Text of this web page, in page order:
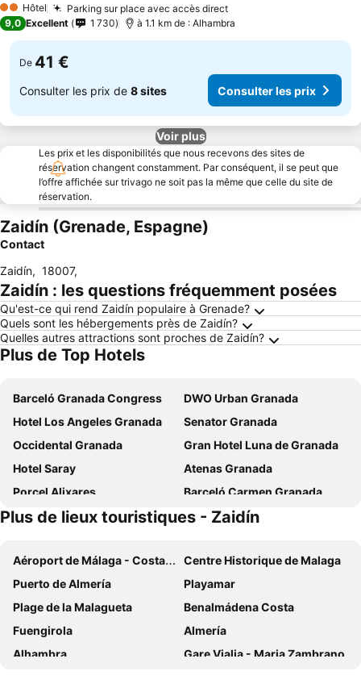
2 Étoiles
Hôtel Parking sur place avec accès direct
9,0 Excellent 1 730 à 1.1 km de : Alhambra
De 41 €
Consulter les prix de 8 sites Consulter les prix
Voir plus
Les prix et les disponibilités que nous recevons des sites de
réservation changent constamment. Par conséquent, il se peut que
l’offre affichée sur trivago ne soit pas la même que celle du site de
réservation.
Zaidín (Grenade, Espagne)
Contact
Zaidín, 18007,
Zaidín : les questions fréquemment posées
Qu'est-ce qui rend Zaidín populaire à Grenade?
Quels sont les hébergements près de Zaidín?
Quelles autres attractions sont proches de Zaidín?
Plus de Top Hotels
Barceló Granada Congress
DWO Urban Granada
Hotel Los Angeles Granada
Senator Granada
Occidental Granada
Gran Hotel Luna de Granada
Hotel Saray
Atenas Granada
Porcel Alixares
Barceló Carmen Granada
Parador de Granada
Hotel Abades Nevada Palace
Hotel Macià Monasterio de los Basilios
B&B HOTEL Granada
Checkin Camino de Granada
Hotel Macià Real de la Alhambra
Checkin Urban Nevada
Hotel Macià Cóndor
Hotel Turia Granada
Meliá Granada
Hotel Las Terrazas & Suite
Alhambra Palace Hotel
Plus de lieux touristiques - Zaidín
Aéroport de Málaga - Costa del Dol
Centre Historique de Malaga
Puerto de Almería
Playamar
Plage de la Malagueta
Benalmádena Costa
Fuengirola
Almería
Alhambra
Gare Vialia - Maria Zambrano